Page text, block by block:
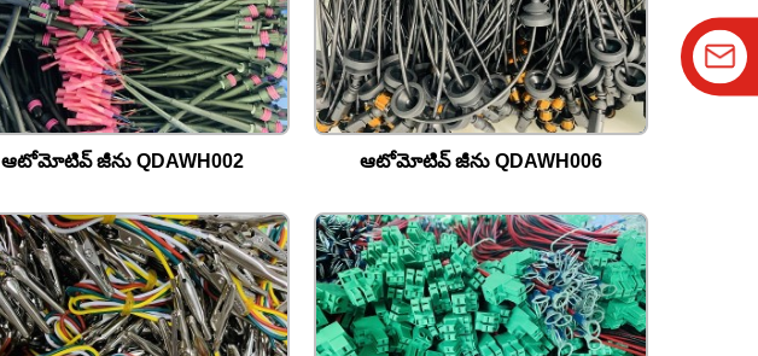
ఆటోమోటివ్ జీను QDAWH002 ఆటోమోటివ్ జీను QDAWH006